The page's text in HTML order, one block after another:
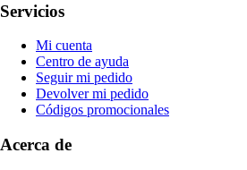
Servicios
Mi cuenta
Centro de ayuda
Seguir mi pedido
Devolver mi pedido
Códigos promocionales
Acerca de